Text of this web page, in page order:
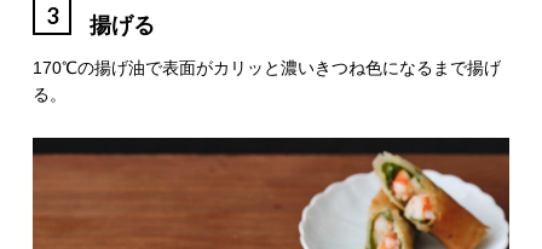
3 揚げる
170℃の揚げ油で表面がカリッと濃いきつね色になるまで揚げ
る。